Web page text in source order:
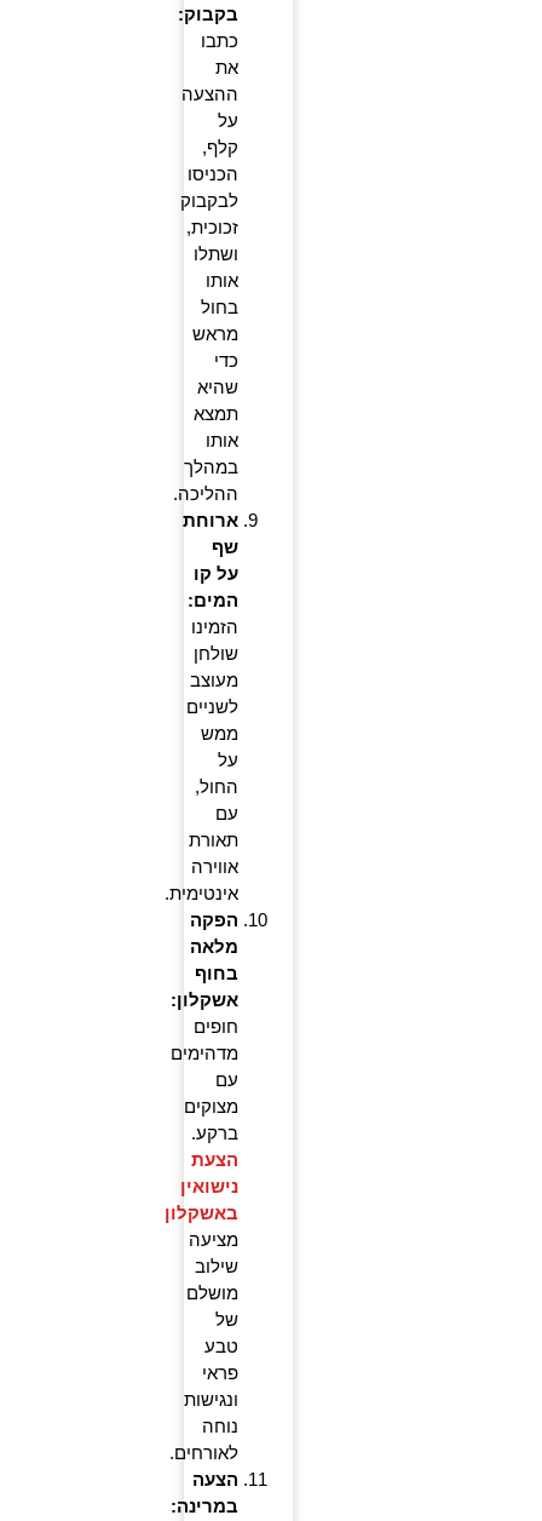
בקבוק:
כתבו
את
ההצעה
על
קלף,
הכניסו
לבקבוק
זכוכית,
ושתלו
אותו
בחול
מראש
כדי
שהיא
תמצא
אותו
במהלך
ההליכה.
ארוחת
שף
על קו
המים:
הזמינו
שולחן
מעוצב
לשניים
ממש
על
החול,
עם
תאורת
אווירה
אינטימית.
הפקה
מלאה
בחוף
אשקלון:
חופים
מדהימים
עם
מצוקים
ברקע.
הצעת
נישואין
באשקלון
מציעה
שילוב
מושלם
של
טבע
פראי
ונגישות
נוחה
לאורחים.
הצעה
במרינה: